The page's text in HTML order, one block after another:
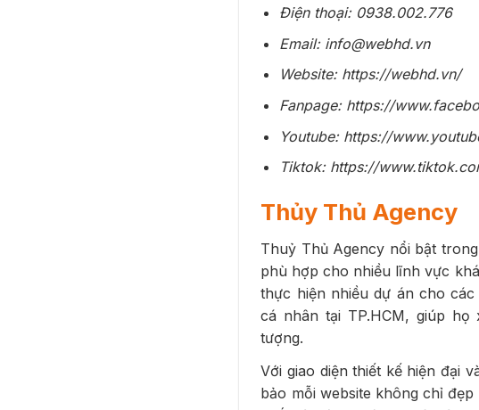
Điện thoại: 0938.002.776
Email: info@webhd.vn
Website: https://webhd.vn/
Fanpage: https://
Youtube: https://
Tiktok: https://
Thủy Thủ Agency
Thuỷ Thủ Agency nổi bật
phù hợp cho nhiều lĩnh vực
thực hiện nhiều dự án cho
cá nhân tại TP.HCM, giúp
tượng.
Với giao diện thiết kế hiện đại
bảo mỗi website không chỉ